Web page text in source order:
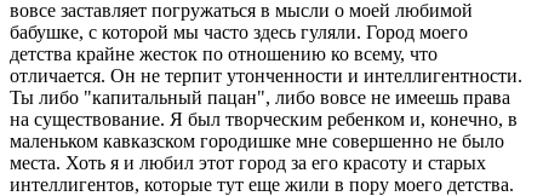
вовсе заставляет погружаться в мысли о моей любимой
бабушке, с которой мы часто здесь гуляли. Город моего
детства крайне жесток по отношению ко всему, что
отличается. Он не терпит утонченности и интеллигентности.
Ты либо "капитальный пацан", либо вовсе не имеешь права
на существование. Я был творческим ребенком и, конечно, в
маленьком кавказском городишке мне совершенно не было
места. Хоть я и любил этот город за его красоту и старых
интеллигентов, которые тут еще жили в пору моего детства.